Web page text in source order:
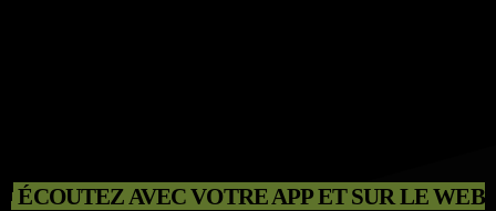
ÉCOUTEZ AVEC VOTRE APP ET SUR LE WEB